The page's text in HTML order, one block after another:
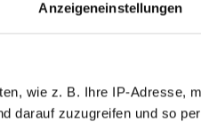
Anzeigeneinstellungen
wie z. B. Ihre IP-Adresse,
darauf zuzugreifen und so
Ried im letzten Heimspiel
Wien. Die Wikinger